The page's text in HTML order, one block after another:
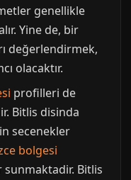
genellikle
Yine de, bir
değerlendirmek,
olacaktır.
profilleri de
Bitlis disinda
secenekler
bolgesi
Bitlis